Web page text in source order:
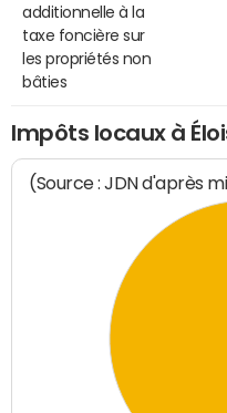
additionnelle à la
taxe foncière sur
les propriétés non
bâties
Impôts locaux à
(Source : JDN d'après